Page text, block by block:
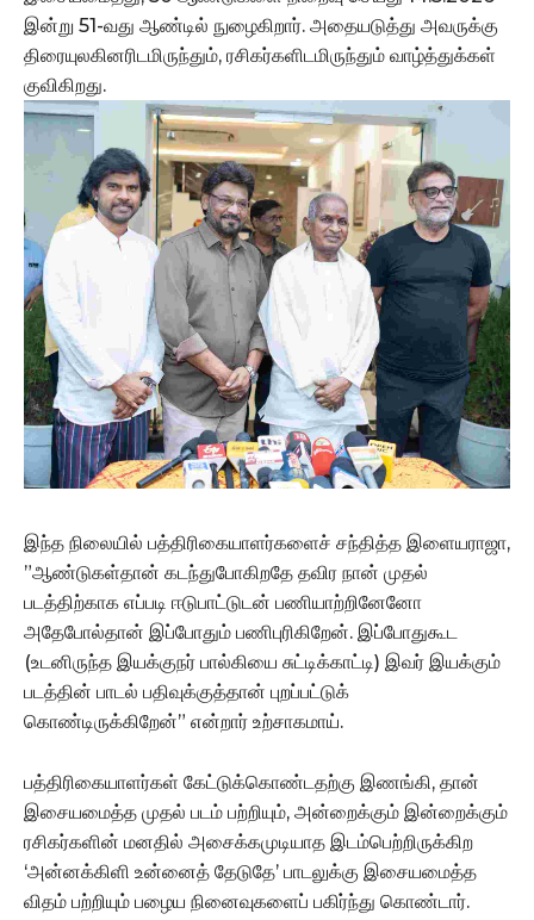
இன்று 51-வது ஆண்டில் நுழைகிறார். அதையடுத்து அவருக்கு
திரையுலகினரிடமிருந்தும், ரசிகர்களிடமிருந்தும் வாழ்த்துக்கள்
குவிகிறது.
இந்த நிலையில் பத்திரிகையாளர்களைச் சந்தித்த இளையராஜா,
”ஆண்டுகள்தான் கடந்துபோகிறதே தவிர நான் முதல்
படத்திற்காக எப்படி ஈடுபாட்டுடன் பணியாற்றினேனோ
அதேபோல்தான் இப்போதும் பணிபுரிகிறேன். இப்போதுகூட
(உடனிருந்த இயக்குநர் பால்கியை சுட்டிக்காட்டி) இவர் இயக்கும்
படத்தின் பாடல் பதிவுக்குத்தான் புறப்பட்டுக்
கொண்டிருக்கிறேன்” என்றார் உற்சாகமாய்.
பத்திரிகையாளர்கள் கேட்டுக்கொண்டதற்கு இணங்கி, தான்
இசையமைத்த முதல் படம் பற்றியும், அன்றைக்கும் இன்றைக்கும்
ரசிகர்களின் மனதில் அசைக்கமுடியாத இடம்பெற்றிருக்கிற
‘அன்னக்கிளி உன்னைத் தேடுதே’ பாடலுக்கு இசையமைத்த
விதம் பற்றியும் பழைய நினைவுகளைப் பகிர்ந்து கொண்டார்.